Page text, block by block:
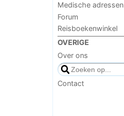
Medische adressen
Forum
Reisboekenwinkel
OVERIGE
Over ons
Contact